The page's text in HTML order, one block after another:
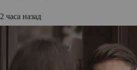
2 часа назад